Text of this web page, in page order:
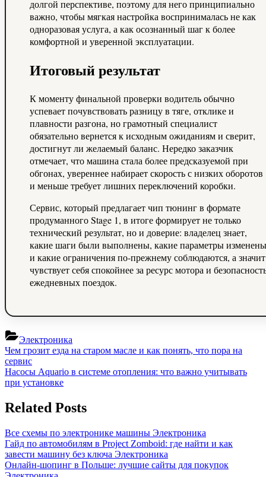
долгой перспективе, поэтому для него принципиально
важно, чтобы мягкая настройка воспринималась не как
одноразовая услуга, а как осознанный шаг к более
комфортной и уверенной эксплуатации.
Итоговый результат
К моменту финальной проверки водитель обычно
успевает почувствовать разницу в тяге, отклике и
плавности разгона, но грамотный специалист
обязательно вернется к исходным ожиданиям и сверит,
достигнут ли желаемый баланс. Нередко заказчик
отмечает, что машина стала более предсказуемой при
обгонах, увереннее набирает скорость с низких оборотов
и меньше требует лишних переключений коробки.
Сервис, который предлагает чип тюнинг в формате
продуманного Stage 1, в итоге формирует не только
технический результат, но и доверие: владелец знает,
какие шаги были выполнены, какие параметры изменены
и какие ограничения по-прежнему соблюдаются, а
чувствует себя спокойнее за ресурс мотора и
ежедневных поездок.
Электроника
Навигация
по
записям
Previous
Post:
Чем грозит езда на старом масле и как понять, что пора на
сервис
Next
Post:
Насосы Aquario в системе отопления: что важно учитывать
при установке
Related Posts
Все схемы по электронике машины Электроника
Гайд по автомобилям в Project Zomboid: где найти и как
завести машину без ключа Электроника
Онлайн-шопинг в Польше: лучшие сайты для покупок